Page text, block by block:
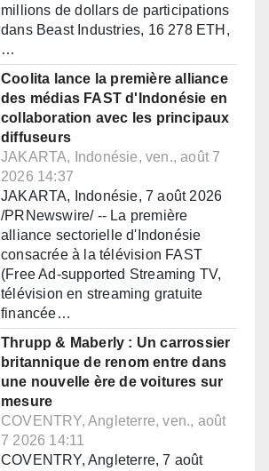
millions de dollars de participations
dans Beast Industries, 16 278 ETH,
…
Coolita lance la première alliance
des médias FAST d'Indonésie en
collaboration avec les principaux
diffuseurs
JAKARTA, Indonésie, ven., août 7
2026 14:37
JAKARTA, Indonésie, 7 août 2026
/PRNewswire/ -- La première
alliance sectorielle d'Indonésie
consacrée à la télévision FAST
(Free Ad-supported Streaming TV,
télévision en streaming gratuite
financée…
Thrupp & Maberly : Un carrossier
britannique de renom entre dans
une nouvelle ère de voitures sur
mesure
COVENTRY, Angleterre, ven., août
7 2026 14:11
COVENTRY, Angleterre, 7 août